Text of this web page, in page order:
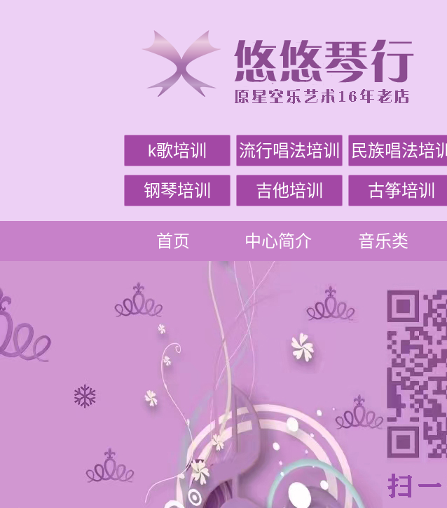
k歌培训 流行唱法培训 民族唱法培训
钢琴培训 吉他培训 古筝培训
首页 中心简介 音乐类